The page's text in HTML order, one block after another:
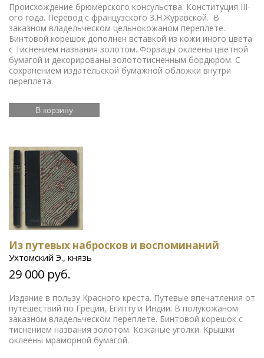
Происхождение брюмерского консульства. Конституция III-
ого года. Перевод с французского З.Н.Журавской. В
заказном владельческом цельнокожаном переплете.
Бинтовой корешок дополнен вставкой из кожи иного цвета
с тиснением названия золотом. Форзацы оклеены цветной
бумагой и декорированы золототисненным бордюром. С
сохранением издательской бумажной обложки внутри
переплета.
В корзину
Из путевых набросков и воспоминаний
Ухтомский Э., князь
29 000 руб.
Издание в пользу Красного креста. Путевые впечатления от
путешествий по Греции, Египту и Индии. В полукожаном
заказном владельческом переплете. Бинтовой корешок с
тиснением названия золотом. Кожаные уголки. Крышки
оклеены мраморной бумагой.